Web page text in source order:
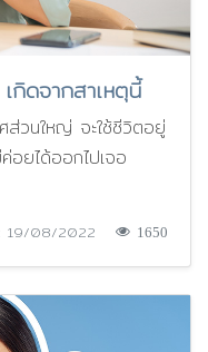
ดจากสาเหตุนี้
ส่วนใหญ่ จะใช้ชีวิตอยู่
ยได้ออกไปเจอ
19/08/2022 1650